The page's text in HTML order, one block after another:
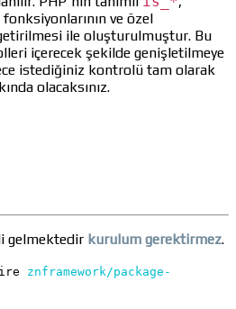
fonksiyonlarının ve özel
ile oluşturulmuştur. Bu
içerecek şekilde genişletilmeye
istediğiniz kontrolü tam olarak
olacaksınız.
gelmektedir kurulum gerektirmez.
znframework/package-